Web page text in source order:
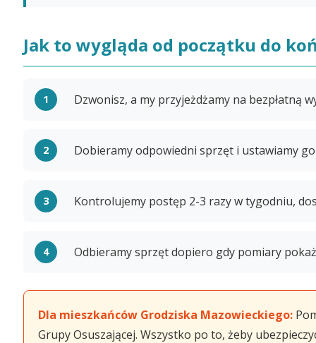
Jak to wygląda od początku do
Dzwonisz, a my przyjeżdżamy na bezpłatną
Dobieramy odpowiedni sprzęt i ustawiamy
Kontrolujemy postęp 2-3 razy w tygodniu,
Odbieramy sprzęt dopiero gdy pomiary
Dla mieszkańców Grodziska Mazowieckiego:
Grupy Osuszającej. Wszystko po to, żeby